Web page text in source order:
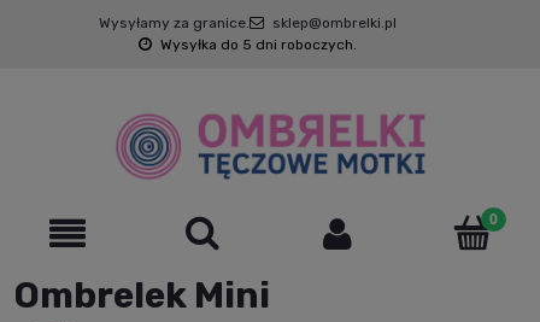
Wysyłamy za granice.
sklep@ombrelki.pl
Wysyłka do 5 dni roboczych.
Ombrelek Mini